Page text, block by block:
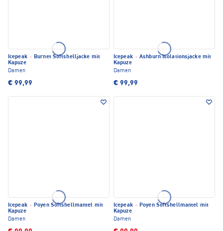
Icepeak · Burnet Softshelljacke mit
Kapuze
Damen
€ 99,99
Icepeak · Ashburn Isolationsjacke mit
Kapuze
Damen
€ 99,99
Icepeak · Poyen Softshellmantel mit
Kapuze
Damen
Icepeak · Poyen Softshellmantel mit
Kapuze
Damen